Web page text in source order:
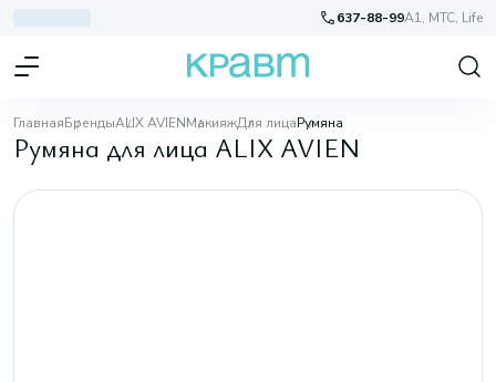
637-88-99A1, МТС, Life
ГлавнаяБрендыALIX AVIENМакияжДля лицаРумяна
Румяна для лица ALIX AVIEN